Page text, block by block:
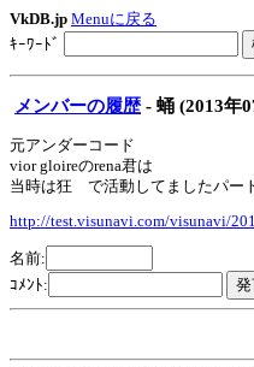
VkDB.jp Menuに戻る
ｷｰﾜｰﾄﾞ
メンバーの履歴 - 蛹 (2013年
元アンダーコード
vior gloireのrena君は
当時は狂 で活動してましたパー
http://test.visunavi.com/visunavi/
名前:
ｺﾒﾝﾄ: